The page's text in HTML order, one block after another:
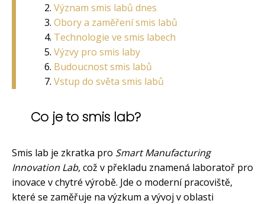
Význam smis labů dnes
Obory a zaměření smis labů
Technologie ve smis labech
Výzvy pro smis laby
Budoucnost smis labů
Vstup do světa smis labů
Co je to smis lab?
Smis lab je zkratka pro Smart Manufacturing
Innovation Lab, což v překladu znamená laboratoř pro
inovace v chytré výrobě. Jde o moderní pracoviště,
které se zaměřuje na výzkum a vývoj v oblasti